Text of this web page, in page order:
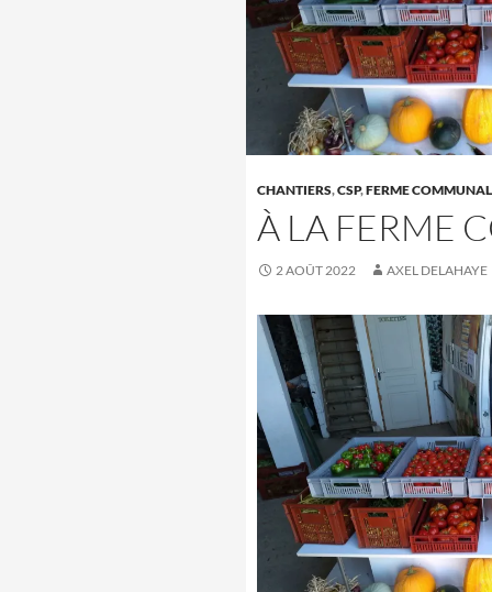
CHANTIERS,CSP,FERME
À LA FERME
2 AOÛT 2022 AXEL DELAHAYE